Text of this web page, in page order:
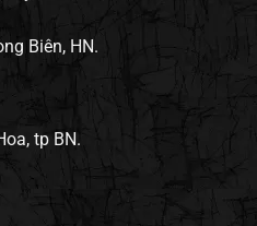
Biên, HN.
tp BN.